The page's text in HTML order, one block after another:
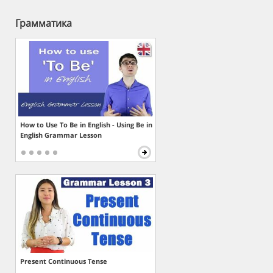
Грамматика
How to Use To Be in English - Using Be in
English Grammar Lesson
Present Continuous Tense